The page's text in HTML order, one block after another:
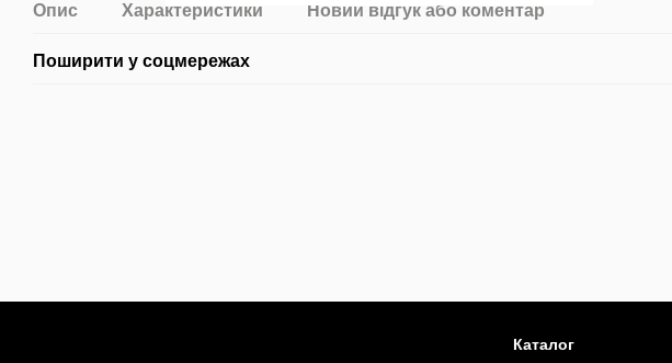
Опис Характеристики Новий відгук або коментар
Поширити у соцмережах
Каталог